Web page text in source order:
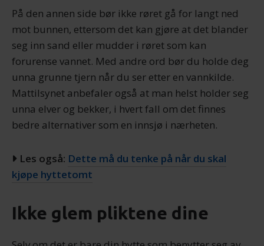
På den annen side bør ikke røret gå for langt ned
mot bunnen, ettersom det kan gjøre at det blander
seg inn sand eller mudder i røret som kan
forurense vannet. Med andre ord bør du holde deg
unna grunne tjern når du ser etter en vannkilde.
Mattilsynet anbefaler også at man helst holder seg
unna elver og bekker, i hvert fall om det finnes
bedre alternativer som en innsjø i nærheten.
Les også: Dette må du tenke på når du skal
kjøpe hyttetomt
Ikke glem pliktene dine